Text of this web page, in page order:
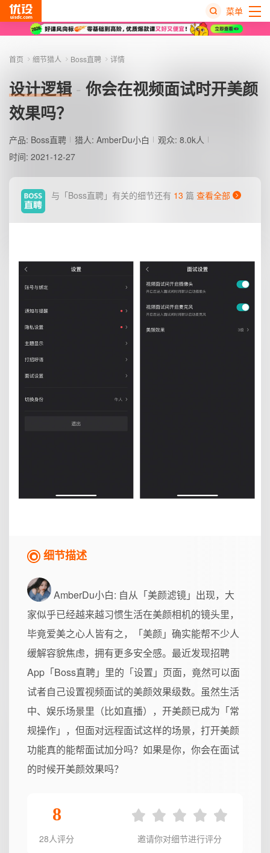
菜单
首页 细节猎人 Boss直聘 详情
设计逻辑
你会在视频面试时开美颜
效果吗？
产品: Boss直聘 猎人: AmberDu小白
观众: 8.0k人
时间: 2021-12-27
与「Boss直聘」有关的细节还有 13 篇 查看全部
细节描述
AmberDu小白: 自从「美颜滤镜」出现，大
家似乎已经越来越习惯生活在美颜相机的镜头里，
毕竟爱美之心人皆有之，「美颜」确实能帮不少人
缓解容貌焦虑，拥有更多安全感。最近发现招聘
App「Boss直聘」里的「设置」页面，竟然可以面
试者自己设置视频面试的美颜效果级数。虽然生活
中、娱乐场景里（比如直播），开美颜已成为「常
规操作」，但面对远程面试这样的场景，打开美颜
功能真的能帮面试加分吗？如果是你，你会在面试
的时候开美颜效果吗？
8
28人评分 邀请你对细节进行评分